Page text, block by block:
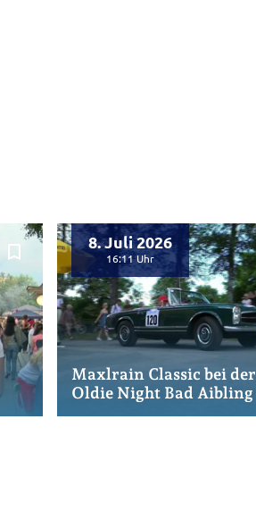
bookmark_border 8. Juli 2026
16:11
Maxlrain Classic bei der
Oldie Night Bad Aibling